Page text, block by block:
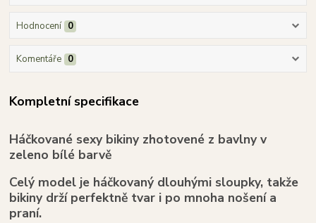
Hodnocení 0
Komentáře 0
Kompletní specifikace
Háčkované sexy bikiny zhotovené z bavlny v
zeleno bílé barvě
Celý model je háčkovaný dlouhými sloupky, takže
bikiny drží perfektně tvar i po mnoha nošení a
praní.